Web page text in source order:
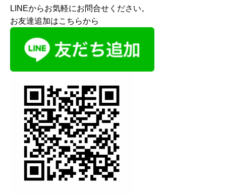
LINEからお気軽にお問合せください。
お友達追加はこちらから